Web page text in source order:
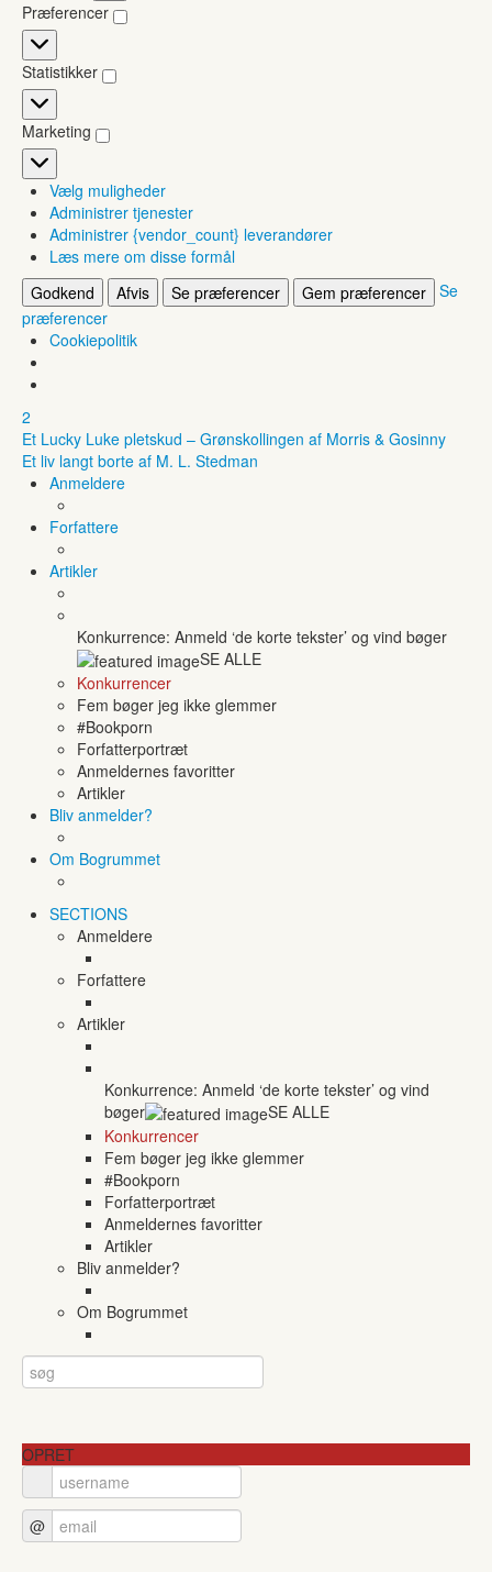
Præferencer
Præferencer
Statistikker
Statistikker
Marketing
Marketing
Vælg muligheder
Administrer tjenester
Administrer {vendor_count} leverandører
Læs mere om disse formål
Godkend
Afvis Se præferencer Gem præferencer Se
præferencer
Cookiepolitik
2
Et Lucky Luke pletskud – Grønskollingen af Morris & Gosinny
Et liv langt borte af M. L. Stedman
Anmeldere
Forfattere
Artikler
Konkurrence: Anmeld ‘de korte tekster’ og vind bøger
SE ALLE
Konkurrencer
Fem bøger jeg ikke glemmer
#Bookporn
Forfatterportræt
Anmeldernes favoritter
Artikler
Bliv anmelder?
Om Bogrummet
SECTIONS
Anmeldere
Forfattere
Artikler
Konkurrence: Anmeld ‘de korte tekster’ og vind
bøger
SE ALLE
Konkurrencer
Fem bøger jeg ikke glemmer
#Bookporn
Forfatterportræt
Anmeldernes favoritter
Artikler
Bliv anmelder?
Om Bogrummet
OPRET
@